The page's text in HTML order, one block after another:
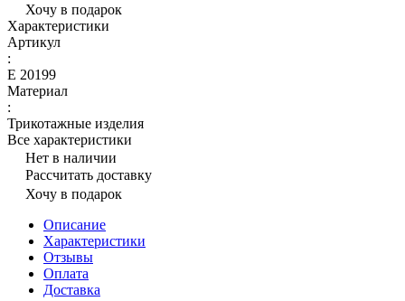
Хочу в подарок
Характеристики
Артикул
:
Е 20199
Материал
:
Трикотажные изделия
Все характеристики
Нет в наличии
Рассчитать доставку
Хочу в подарок
Описание
Характеристики
Отзывы
Оплата
Доставка